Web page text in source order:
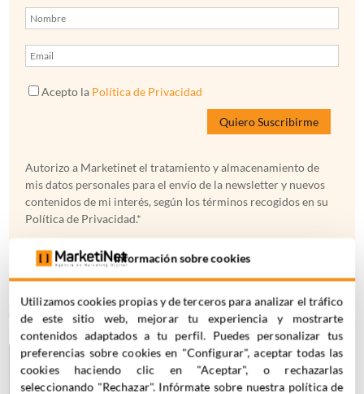
Acepto la Política de Privacidad
Autorizo a Marketinet el tratamiento y almacenamiento de
mis datos personales para el envío de la newsletter y nuevos
contenidos de mi interés, según los términos recogidos en su
Política de Privacidad.*
ARTÍCULOS RECIENTES
La evolución del
customer
Información sobre cookies
Utilizamos cookies propias y de terceros para analizar el tráfico
de este sitio web, mejorar tu experiencia y mostrarte
contenidos adaptados a tu perfil. Puedes personalizar tus
preferencias sobre cookies en "Configurar", aceptar todas las
cookies haciendo clic en "Aceptar", o rechazarlas
seleccionando "Rechazar". Infórmate sobre nuestra política de